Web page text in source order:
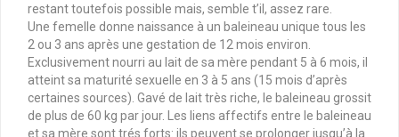
restant toutefois possible mais, semble t’il, assez rare.
Une femelle donne naissance à un baleineau unique tous les
2 ou 3 ans après une gestation de 12 mois environ.
Exclusivement nourri au lait de sa mère pendant 5 à 6 mois, il
atteint sa maturité sexuelle en 3 à 5 ans (15 mois d’après
certaines sources). Gavé de lait très riche, le baleineau grossit
de plus de 60 kg par jour. Les liens affectifs entre le baleineau
et sa mère sont trés forts: ils peuvent se prolonger jusqu’à la